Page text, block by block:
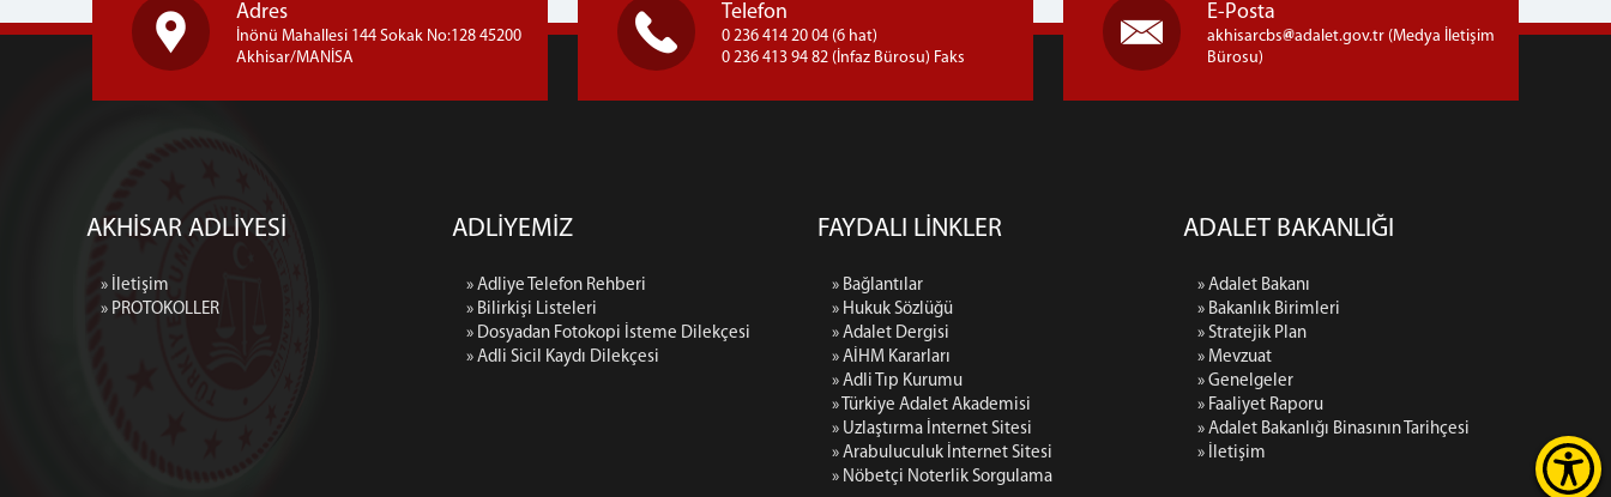
Adres
İnönü Mahallesi 144 Sokak No:128 45200
Akhisar/MANİSA
Telefon
0 236 414 20 04 (6 hat)
0 236 413 94 82 (İnfaz Bürosu) Faks
E-Posta
akhisarcbs
adalet.gov.tr (Medya İletişim
Bürosu)
AKHİSAR ADLİYESİ
» İletişim
» PROTOKOLLER
ADLİYEMİZ
» Adliye Telefon Rehberi
» Bilirkişi Listeleri
» Dosyadan Fotokopi İsteme Dilekçesi
» Adli Sicil Kaydı Dilekçesi
FAYDALI LİNKLER
» Bağlantılar
» Hukuk Sözlüğü
» Adalet Dergisi
» AİHM Kararları
» Adli Tıp Kurumu
» Türkiye Adalet Akademisi
» Uzlaştırma İnternet Sitesi
» Arabuluculuk İnternet Sitesi
» Nöbetçi Noterlik Sorgulama
ADALET BAKANLIĞI
» Adalet Bakanı
» Bakanlık Birimleri
» Stratejik Plan
» Mevzuat
» Genelgeler
» Faaliyet Raporu
» Adalet Bakanlığı Binasının Tarihçesi
» İletişim